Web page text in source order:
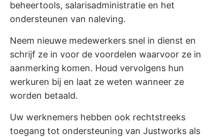
beheertools, salarisadministratie en het
ondersteunen van naleving.
Neem nieuwe medewerkers snel in dienst en
schrijf ze in voor de voordelen waarvoor ze in
aanmerking komen. Houd vervolgens hun
werkuren bij en laat ze weten wanneer ze
worden betaald.
Uw werknemers hebben ook rechtstreeks
toegang tot ondersteuning van Justworks als